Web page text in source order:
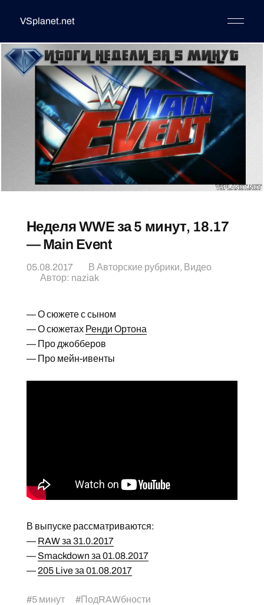
VSplanet.net
Неделя WWE за 5 минут, 18.17
— Main Event
05.08.2017 В Авторские рубрики, Видео
Автор: naziak
— О сюжете с сыном
— О сюжетах Ренди Ортона
— Про джобберов
— Про мейн-ивенты
В выпуске рассматриваются:
— RAW за 31.0.2017
— Smackdown за 01.08.2017
— 205 Live за 01.08.2017
#5 минут #ПодRAWбности